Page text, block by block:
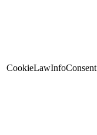
CookieLawInfoConsent